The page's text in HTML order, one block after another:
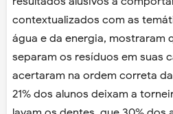
contextualizados com as
água e da energia, mostraram
separam os resíduos em suas
acertaram na ordem correta
21% dos alunos deixam a